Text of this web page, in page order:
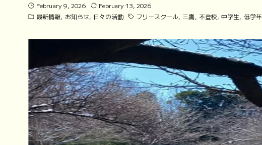
February 9, 2026
February 13, 2026
最新情報 お知らせ 日々の活動 フリースクール 三鷹 不登校 中学生 低学年